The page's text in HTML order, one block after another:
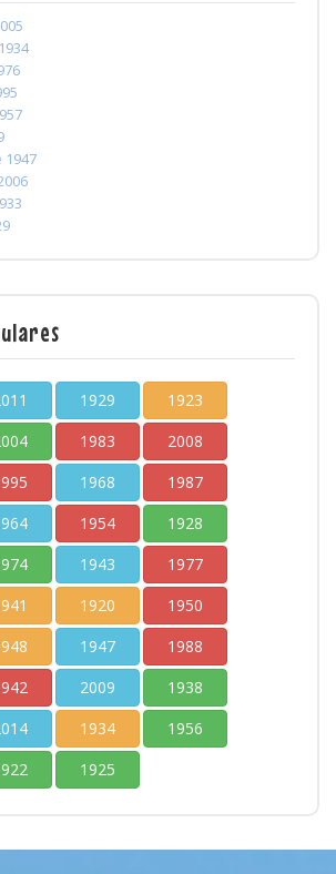
1947
1929
1923
1983
2008
1968
1987
1954
1928
1943
1977
1920
1950
1947
1988
2009
1938
1934
1956
1925